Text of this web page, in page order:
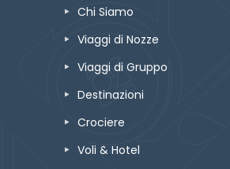
Chi Siamo
Viaggi di Nozze
Viaggi di Gruppo
Destinazioni
Crociere
Voli & Hotel